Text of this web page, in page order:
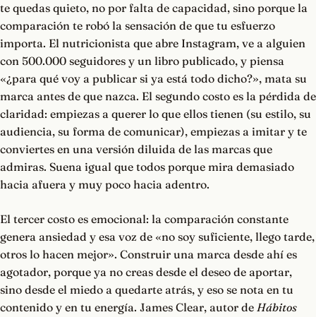
te quedas quieto, no por falta de capacidad, sino porque la
comparación te robó la sensación de que tu esfuerzo
importa. El nutricionista que abre Instagram, ve a alguien
con 500.000 seguidores y un libro publicado, y piensa
«¿para qué voy a publicar si ya está todo dicho?», mata su
marca antes de que nazca. El segundo costo es la pérdida de
claridad: empiezas a querer lo que ellos tienen (su estilo, su
audiencia, su forma de comunicar), empiezas a imitar y te
conviertes en una versión diluida de las marcas que
admiras. Suena igual que todos porque mira demasiado
hacia afuera y muy poco hacia adentro.
El tercer costo es emocional: la comparación constante
genera ansiedad y esa voz de «no soy suficiente, llego tarde,
otros lo hacen mejor». Construir una marca desde ahí es
agotador, porque ya no creas desde el deseo de aportar,
sino desde el miedo a quedarte atrás, y eso se nota en tu
contenido y en tu energía. James Clear, autor de Hábitos